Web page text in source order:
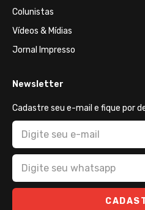
Colunistas
Vídeos & Mídias
Jornal Impresso
Newsletter
Cadastre seu e-mail e fique por